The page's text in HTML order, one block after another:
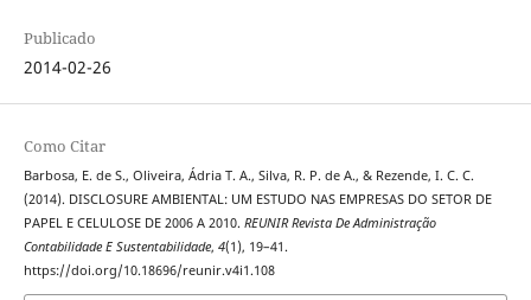
Publicado
2014-02-26
Como Citar
Barbosa, E. de S., Oliveira, Ádria T. A., Silva, R. P. de A., & Rezende, I. C. C.
(2014). DISCLOSURE AMBIENTAL: UM ESTUDO NAS EMPRESAS DO SETOR DE
PAPEL E CELULOSE DE 2006 A 2010. REUNIR Revista De Administração
Contabilidade E Sustentabilidade, 4(1), 19–41.
https://doi.org/10.18696/reunir.v4i1.108